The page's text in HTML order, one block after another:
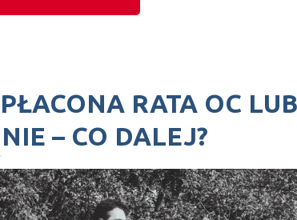
RATA OC
– CO DALEJ?